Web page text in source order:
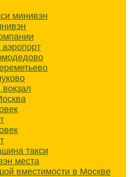
минивэн
такси
места
вместимости в Москве